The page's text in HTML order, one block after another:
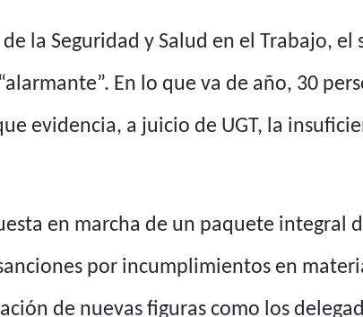
la Seguridad y Salud en el Trabajo,
En lo que va de año, 30
evidencia, a juicio de UGT, la
en marcha de un paquete integral
por incumplimientos en
de nuevas figuras como los